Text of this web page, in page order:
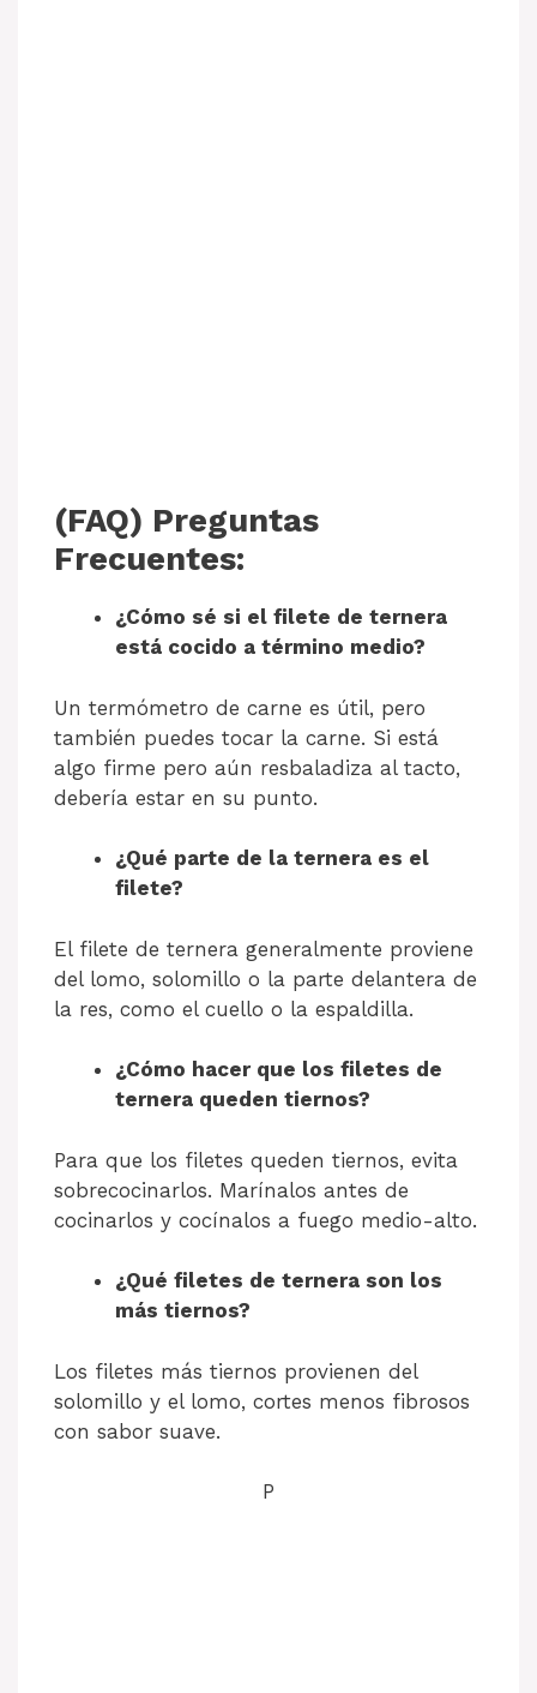
(FAQ) Preguntas
Frecuentes:
¿Cómo sé si el filete de ternera
está cocido a término medio?
Un termómetro de carne es útil, pero
también puedes tocar la carne. Si está
algo firme pero aún resbaladiza al tacto,
debería estar en su punto.
¿Qué parte de la ternera es el
filete?
El filete de ternera generalmente proviene
del lomo, solomillo o la parte delantera de
la res, como el cuello o la espaldilla.
¿Cómo hacer que los filetes de
ternera queden tiernos?
Para que los filetes queden tiernos, evita
sobrecocinarlos. Marínalos antes de
cocinarlos y cocínalos a fuego medio-alto.
¿Qué filetes de ternera son los
más tiernos?
Los filetes más tiernos provienen del
solomillo y el lomo, cortes menos fibrosos
con sabor suave.
P